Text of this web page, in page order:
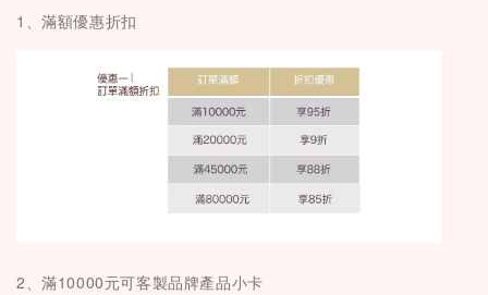
1、滿額優惠折扣
2、滿10000元可客製品牌產品小卡